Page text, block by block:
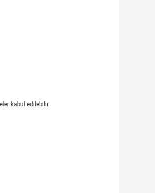
kabul edilebilir.